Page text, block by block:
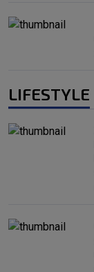
LIFESTYLE